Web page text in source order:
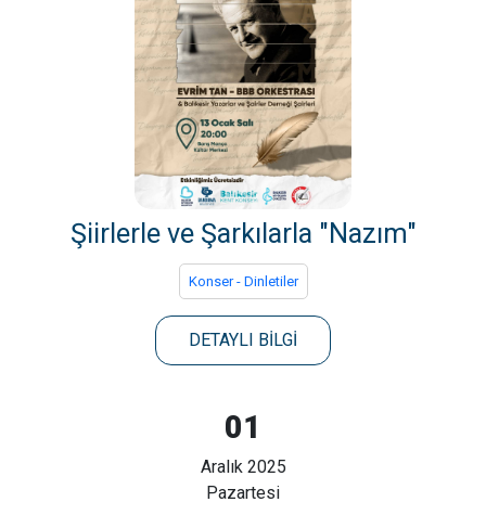
Şiirlerle ve Şarkılarla "Nazım"
Konser - Dinletiler
DETAYLI BİLGİ
01
Aralık 2025
Pazartesi